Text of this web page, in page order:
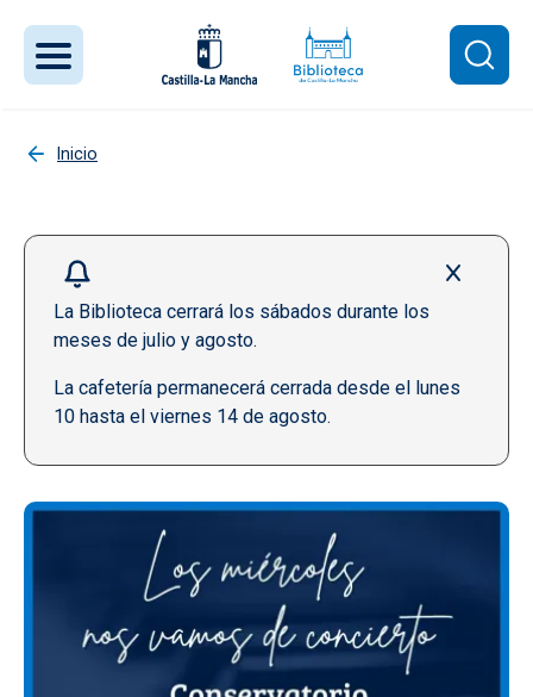
Inicio
La Biblioteca cerrará los sábados durante los
meses de julio y agosto.
La cafetería permanecerá cerrada desde el lunes
10 hasta el viernes 14 de agosto.